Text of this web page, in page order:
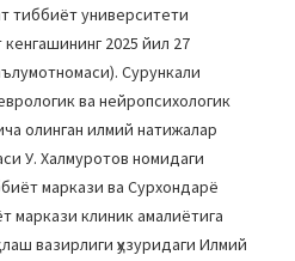
тиббиёт университети
2025 йил 27
Сурункали
ва нейропсихологик
олинган илмий натижалар
У. Халмуротов номидаги
маркази ва Сурхондарё
маркази клиник амалиётига
вазирлиги ҳузуридаги Илмий